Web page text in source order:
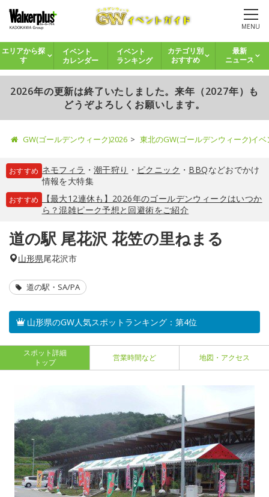
MENU
エリアから探
す
イベント
カレンダー
イベント
ランキング
カテゴリ別
おすすめ
最新
ニュース
2026年の更新は終了いたしました。来年（2027年）も
どうぞよろしくお願いします。
GW(ゴールデンウィーク)2026 東北のGW(ゴールデンウィーク)イ
おすすめ ネモフィラ ・ 潮干狩り ・ ピクニック ・ BBQなどおでかけ
情報を大特集
おすすめ
【最大12連休も】2026年のゴールデンウィークはいつか
ら？混雑ピーク予想と回避術をご紹介
道の駅 尾花沢 花笠の里ねまる
山形県尾花沢市
道の駅・SA/PA
山形県のGW人気スポットランキング：第4位
スポット詳細
トップ
営業時間など 地図・アクセス